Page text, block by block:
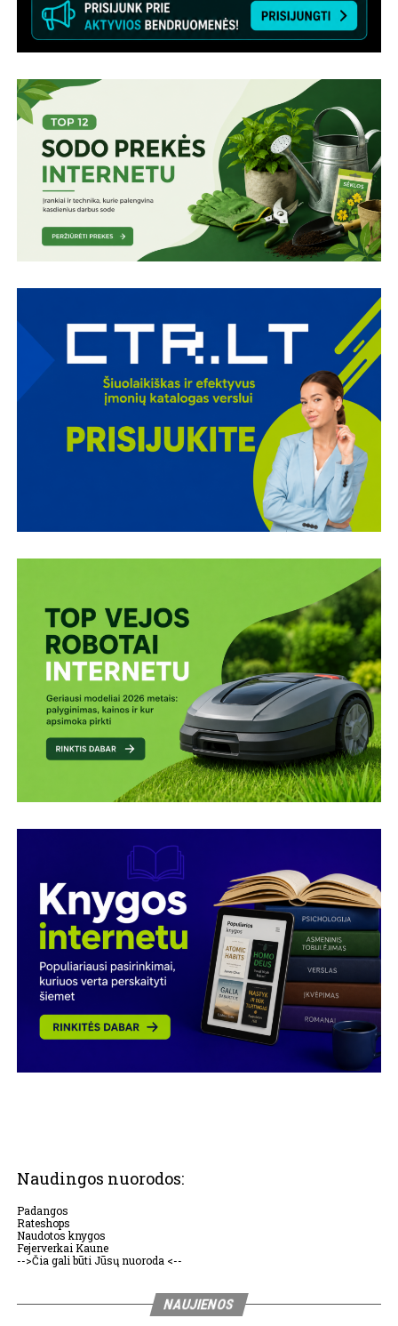
Naudingos nuorodos:
Padangos
Rateshops
Naudotos knygos
Fejerverkai Kaune
-->Čia gali būti Jūsų nuoroda <--
NAUJIENOS